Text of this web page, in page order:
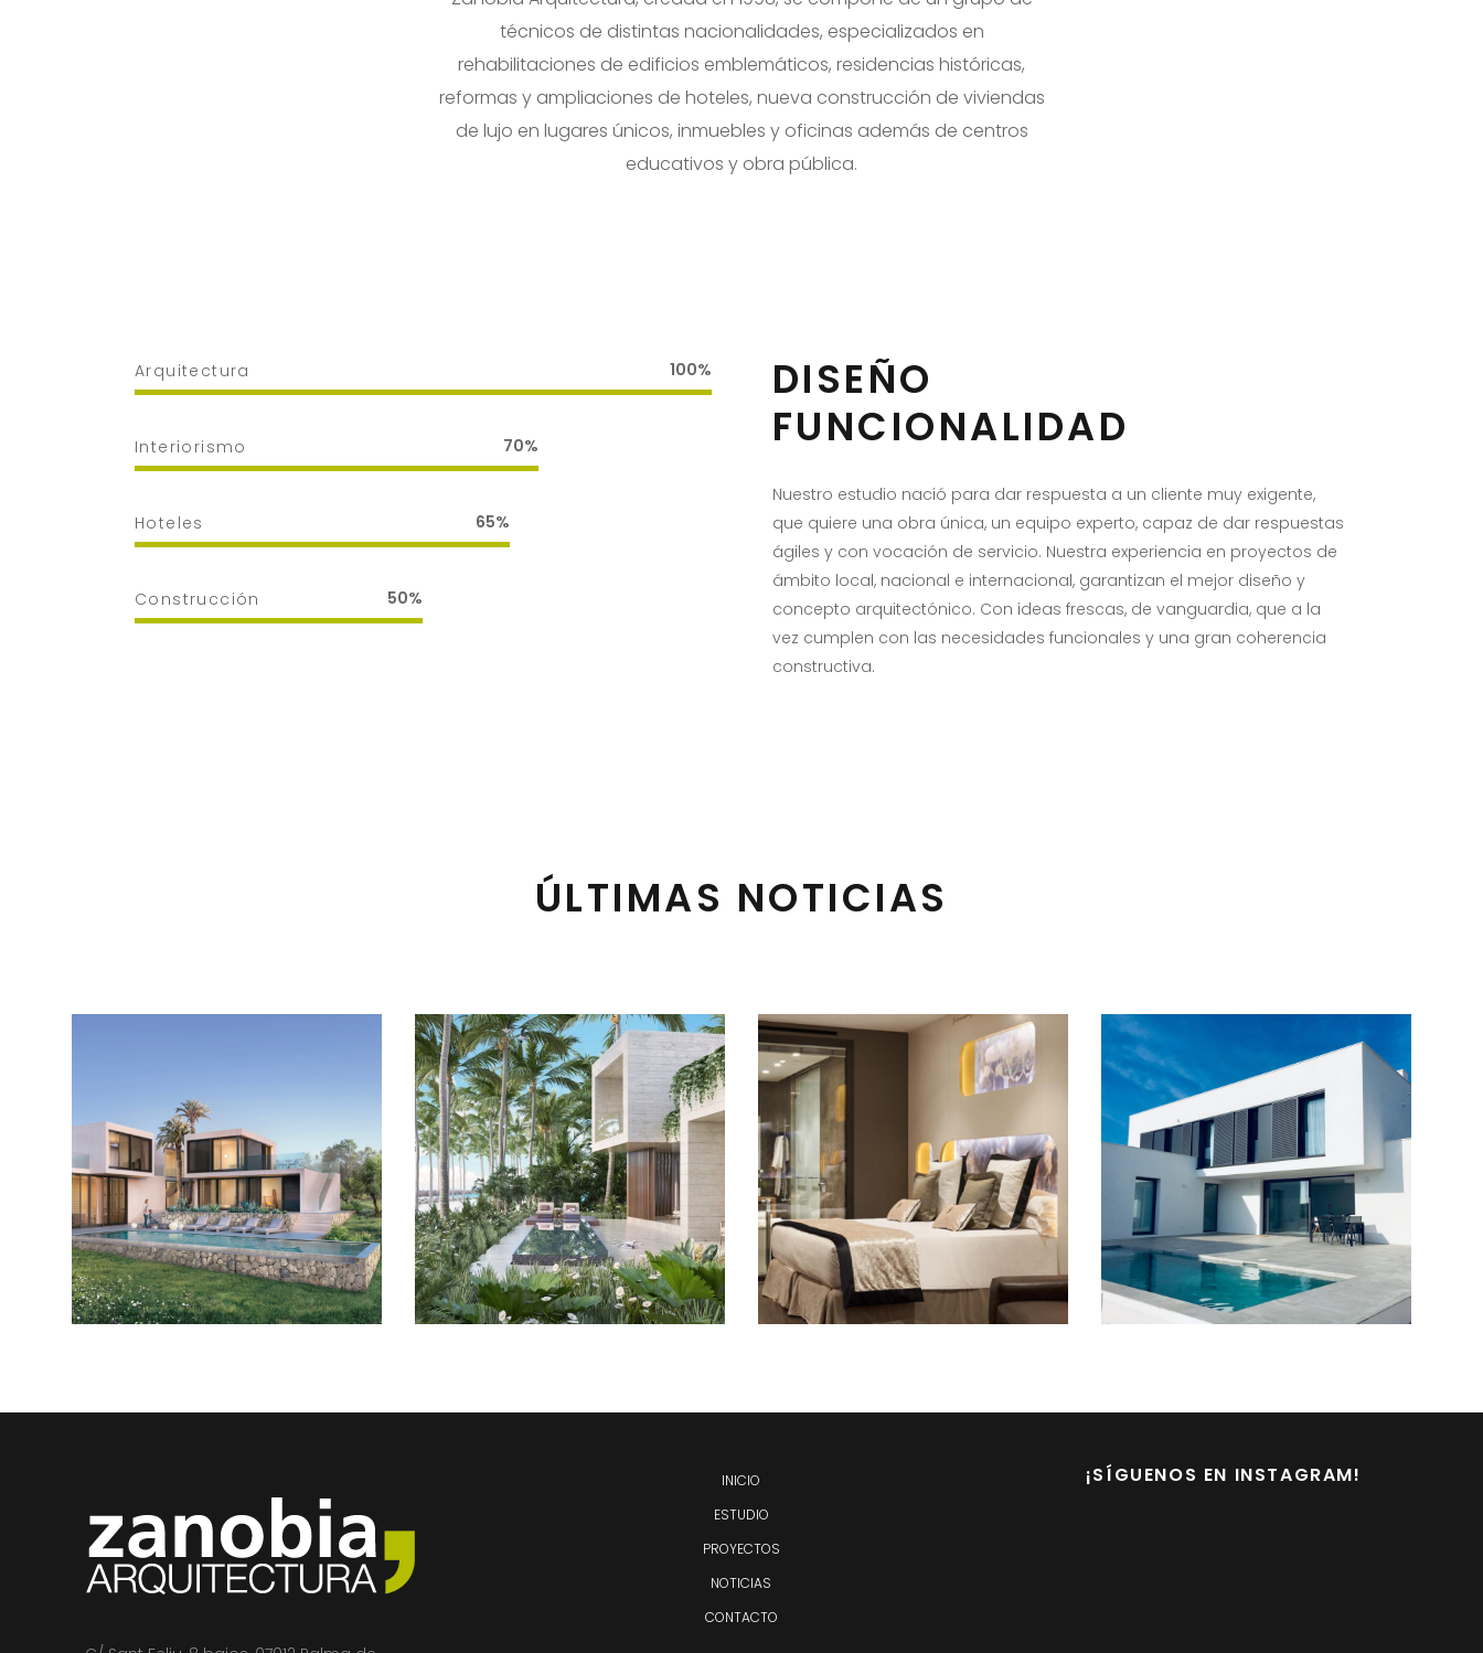
técnicos de distintas nacionalidades, especializados en
rehabilitaciones de edificios emblemáticos, residencias históricas,
reformas y ampliaciones de hoteles, nueva construcción de viviendas
de lujo en lugares únicos, inmuebles y oficinas además de centros
educativos y obra pública.
Arquitectura 100
Interiorismo 70
Hoteles 65
Construcción 50
DISEÑO
FUNCIONALIDAD
Nuestro estudio nació para dar respuesta a un cliente muy exigente,
que quiere una obra única, un equipo experto, capaz de dar respuestas
ágiles y con vocación de servicio. Nuestra experiencia en proyectos de
ámbito local, nacional e internacional, garantizan el mejor diseño y
concepto arquitectónico. Con ideas frescas, de vanguardia, que a la
vez cumplen con las necesidades funcionales y una gran coherencia
constructiva.
ÚLTIMAS NOTICIAS
TENDENCIA
ARQUITECTÓNICA A
JUEGO CON LA
NATURALEZA
23 de julio de 2021
ARQUITECTURA
ECOLÓGICA Y
SOSTENIBLE
22 de enero de 2021
LOS COLORES DE
2021 SEGÚN
PANTONE
22 de septiembre de 2020
LAS TENDENCIAS
DEL 2021
INICIO
ESTUDIO
PROYECTOS
NOTICIAS
CONTACTO
¡SÍGUENOS EN INSTAGRAM!